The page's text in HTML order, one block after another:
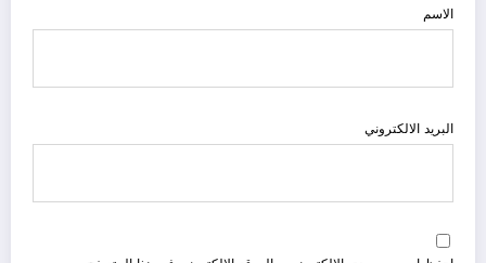
الاسم
البريد الالكتروني